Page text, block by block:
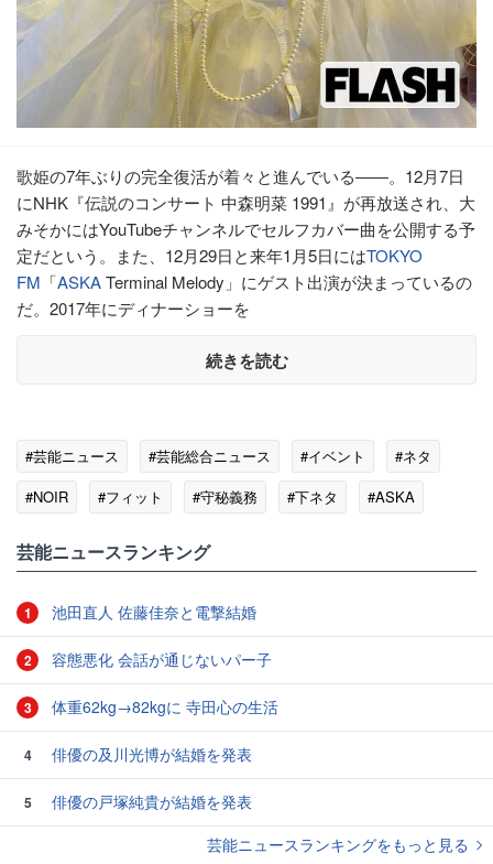
歌姫の7年ぶりの完全復活が着々と進んでいる――。12月7日
にNHK『伝説のコンサート 中森明菜 1991』が再放送され、大
みそかにはYouTubeチャンネルでセルフカバー曲を公開する予
定だという。また、12月29日と来年1月5日にはTOKYO
FM 「ASKATerminal Melody」にゲスト出演が決まっているの
だ。2017年にディナーショーを
続きを読む
#芸能ニュース #芸能総合ニュース #イベント
#ネタ
#NOIR
#フィット #守秘義務 #下ネタ
#ASKA
芸能ニュースランキング
1 池田直人 佐藤佳奈と電撃結婚
2 容態悪化 会話が通じないパー子
3 体重62kg→82kgに 寺田心の生活
4 俳優の及川光博が結婚を発表
5
俳優の戸塚純貴が結婚を発表
芸能ニュースランキングをもっと見る